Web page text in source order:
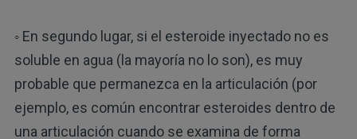
◦ En segundo lugar, si el esteroide inyectado no es
soluble en agua (la mayoría no lo son), es muy
probable que permanezca en la articulación (por
ejemplo, es común encontrar esteroides dentro de
una articulación cuando se examina de forma